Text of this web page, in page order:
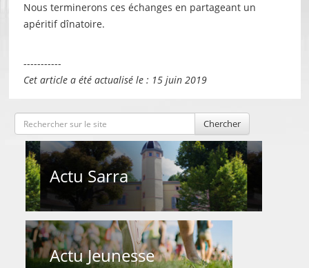
Nous terminerons ces échanges en partageant un
apéritif dînatoire.
-----------
Cet article a été actualisé le : 15 juin 2019
Chercher
Actu Sarra
Actu Jeunesse